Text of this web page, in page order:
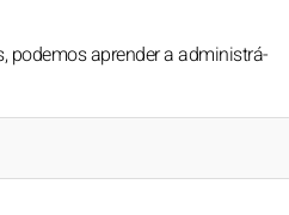
podemos aprender a administrá-